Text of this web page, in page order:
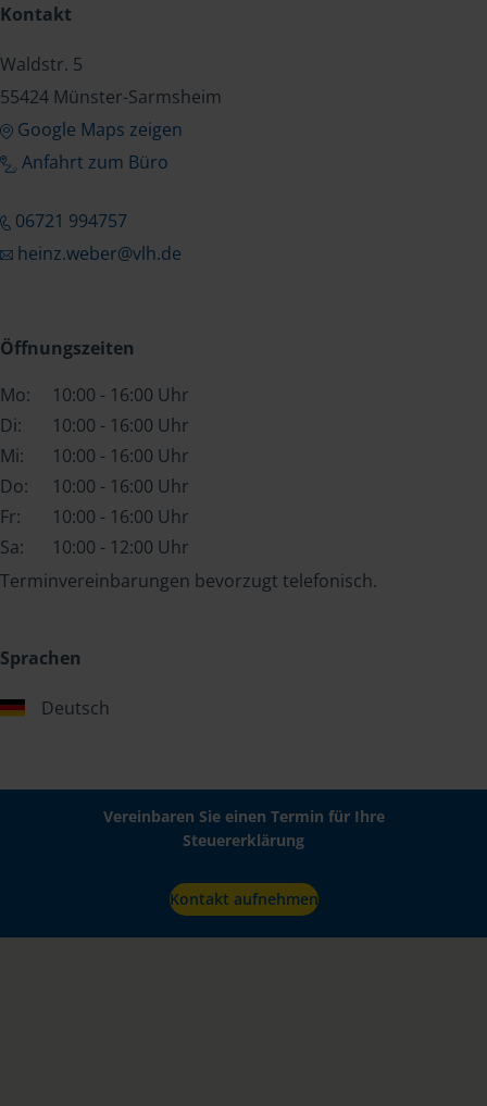
Kontakt
Waldstr. 5
55424 Münster-Sarmsheim
Google Maps zeigen
Anfahrt zum Büro
06721 994757
heinz.weber@vlh.de
Öffnungszeiten
Mo:
10:00 - 16:00 Uhr
Di:
10:00 - 16:00 Uhr
Mi:
10:00 - 16:00 Uhr
Do:
10:00 - 16:00 Uhr
Fr:
10:00 - 16:00 Uhr
Sa:
10:00 - 12:00 Uhr
Terminvereinbarungen bevorzugt telefonisch.
Sprachen
Deutsch
Vereinbaren Sie einen Termin für Ihre
Steuererklärung
Kontakt aufnehmen